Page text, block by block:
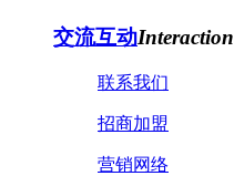
交流互动Interaction
联系我们
招商加盟
营销网络